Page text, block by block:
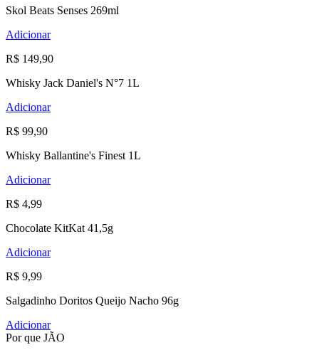
Skol Beats Senses 269ml
Adicionar
R$ 149,90
Whisky Jack Daniel's N°7 1L
Adicionar
R$ 99,90
Whisky Ballantine's Finest 1L
Adicionar
R$ 4,99
Chocolate KitKat 41,5g
Adicionar
R$ 9,99
Salgadinho Doritos Queijo Nacho 96g
Adicionar
Por que JÃO